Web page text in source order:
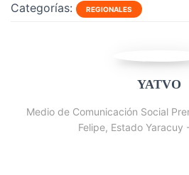
Categorías: REGIONALES
YATVO
Medio de Comunicación Social
Felipe, Estado Yaracuy